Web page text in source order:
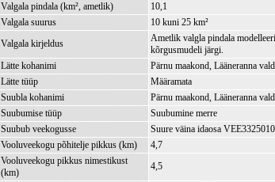
Valgala pindala (km², ametlik)
10,1
Valgala suurus
10 kuni 25 km²
Valgala kirjeldus
Ametlik valgla pindala
kõrgusmudeli järgi.
Lätte kohanimi
Pärnu maakond, Lääneranna
Lätte tüüp
Määramata
Suubla kohanimi
Pärnu maakond, Lääneranna
Suubumise tüüp
Suubumine merre
Suubub veekogusse
Suure väina idaosa VEE3325010
Vooluveekogu põhitelje pikkus (km)
4,7
Vooluveekogu pikkus nimestikust
(km)
4,5